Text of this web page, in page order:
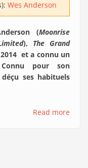
Wes Anderson
(Moonrise
), The Grand
et a connu un
pour son
ses habituels
Read more